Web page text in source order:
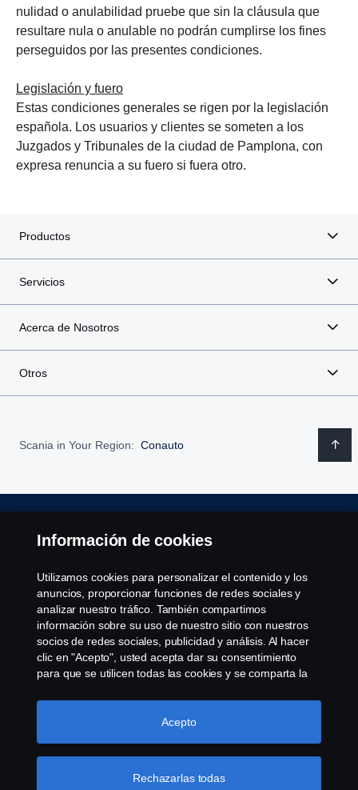
nulidad o anulabilidad pruebe que sin la cláusula que
resultare nula o anulable no podrán cumplirse los fines
perseguidos por las presentes condiciones.
Legislación y fuero
Estas condiciones generales se rigen por la legislación
española. Los usuarios y clientes se someten a los
Juzgados y Tribunales de la ciudad de Pamplona, con
expresa renuncia a su fuero si fuera otro.
Productos
Servicios
Acerca de Nosotros
Otros
Scania in Your Region: Conauto
Aviso Legal
Declaración de Privacidad
Política de cookies
Cookie settings
© Copyright Scania 2022 All rights reserved. Scania
Información de cookies
Utilizamos cookies para personalizar el contenido y los
anuncios, proporcionar funciones de redes sociales y
analizar nuestro tráfico. También compartimos
información sobre su uso de nuestro sitio con nuestros
socios de redes sociales, publicidad y análisis. Al hacer
clic en "Acepto", usted acepta dar su consentimiento
para que se utilicen todas las cookies y se comparta la
haciendo clic en "Configuración de cookies" y
seleccionando las categorías que desea aceptar. Para
Más información sobre su privacidad
Rechazarlas todas
Acepto